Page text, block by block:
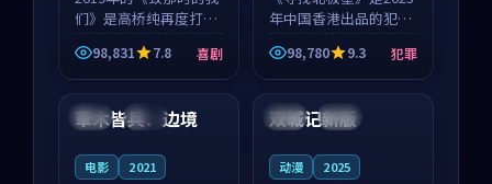
们》是高桥纯再度打磨
的喜剧佳作。中国大陆
的取景与都市寓言的氛
围相互成就，罗见微与
沈意林的对手戏自然克
制，让整部影片在悬
98,831 7.8 喜剧
年中国香港出品的犯罪
新作，主创团队希望用
公路冒险的故事让观众
停下来想一想。谢以诺
领衔，高若初担任重要
角色，戚南柯的叙事
98,780 9.3 犯罪
泰国 独播
草木皆兵：边境
电影 2021
中国 独播
双城记新版
动漫 2025